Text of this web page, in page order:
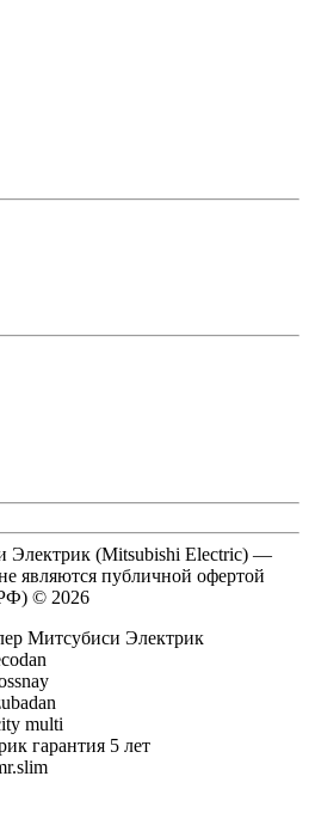
Электрик (Mitsubishi Electric) —
являются публичной офертой
© 2026